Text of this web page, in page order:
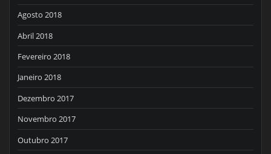
Agosto 2018
Abril 2018
Fevereiro 2018
Janeiro 2018
Dezembro 2017
Novembro 2017
Outubro 2017